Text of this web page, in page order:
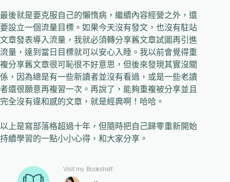
最後就是要克服自己的懶惰病，繼續內容經營之外，還
要設立一個流量目標。如果今天沒有發文，也沒有駐站
文章發表導入流量，我就必須轉分享舊文章試圖再引進
流量，達到當日目標就可以安心入睡。我以前會覺得重
複分享舊文章很可恥很不好意思，但後來發現其實沒關
係，因為總是有一些新讀者並沒有看過，或是一些老讀
者還很願意再複習一次。再說了，能夠重複被分享並且
完全沒有違和感的文章，就是經典啊！哈哈。
以上是寫部落格超過十年，但隨時把自己歸零重新開始
持續學習的一點小小心得，和大家分享。